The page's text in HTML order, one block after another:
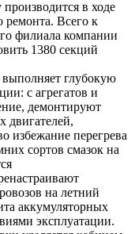
в ходе
ремонта. Всего к
филиала компании
1380 секций
глубокую
с агрегатов и
демонтируют
двигателей,
избежание перегрева
сортов смазок на
на летний
аккумуляторных
эксплуатации.